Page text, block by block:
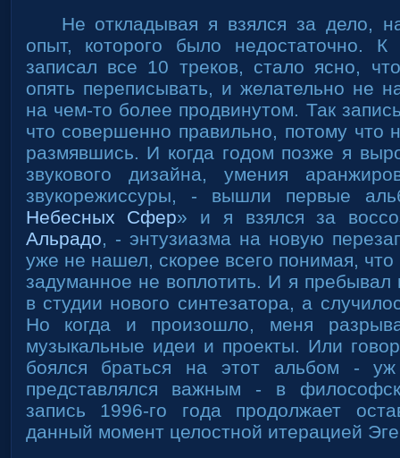
Не откладывая я взялся за дело,
опыт, которого было недостаточно.
записал все 10 треков, стало ясно,
опять переписывать, и желательно не
на чем-то более продвинутом. Так
что совершенно правильно, потому
размявшись. И когда годом позже я
звукового дизайна, умения
звукорежиссуры, - вышли первые
Небесных Сфер» и я взялся за
Альрадо, - энтузиазма на новую
уже не нашел, скорее всего понимая,
задуманное не воплотить. И я пребывал
в студии нового синтезатора, а
Но когда и произошло, меня
музыкальные идеи и проекты. Или
боялся браться на этот альбом -
представлялся важным - в
запись 1996-го года продолжает
данный момент целостной итерацией